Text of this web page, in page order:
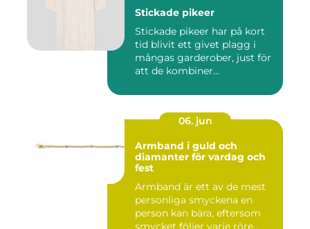
Stickade pikeer
Stickade pikeer har på kort
tid blivit ett givet plagg i
mångas garderober, just för
att de kombiner...
06. jun
Armband i guld och
diamanter för vardag och
fest
Armband är ett av de mest
personliga smyckena en
person kan bära, eftersom
smycket följer varje röre...